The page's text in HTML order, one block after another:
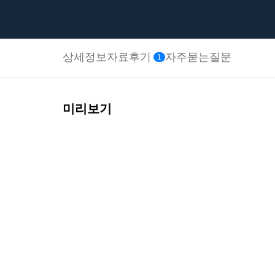
상세정보자료후기 1 자주묻는질문
미리보기